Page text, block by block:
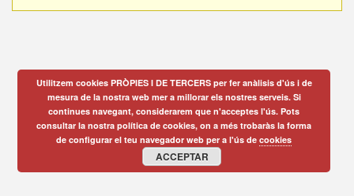
Amics
Utilitzem cookies PRÒPIES I DE TERCERS per fer anàlisis d'ús i de
mesura de la nostra web mer a millorar els nostres serveis. Si
continues navegant, considerarem que n'acceptes l'ús. Pots
consultar la nostra política de cookies, on a més trobaràs la forma
de configurar el teu navegador web per a l'ús decookies
ACCEPTAR